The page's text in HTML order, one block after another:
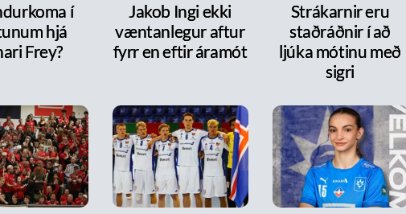
í
hjá
Frey?
Jakob Ingi ekki
væntanlegur aftur
fyrr en eftir áramót
Strákarnir eru
staðráðnir í að
ljúka mótinu með
sigri